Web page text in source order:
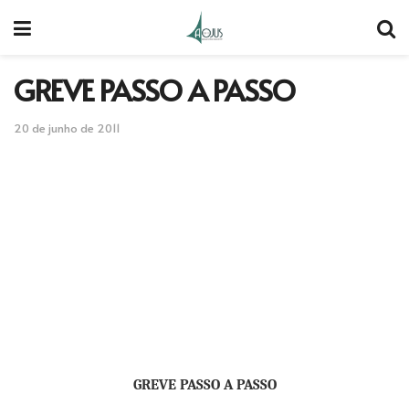
GREVE PASSO A PASSO
20 de junho de 2011
GREVE PASSO A PASSO